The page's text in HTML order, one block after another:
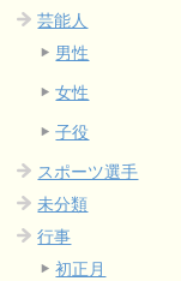
芸能人
男性
女性
子役
スポーツ選手
未分類
行事
初正月